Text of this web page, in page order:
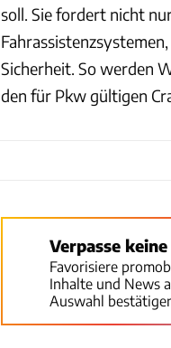
soll. Sie fordert nicht
Sicherheit. So werden
den für Pkw gültigen
Verpasse
Favorisiere
Inhalte und News
Auswahl